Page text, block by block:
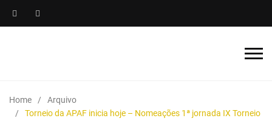
Home
Arquivo
Torneio da APAF inicia hoje – Nomeações 1ª jornada IX Torneio